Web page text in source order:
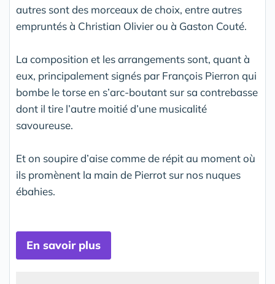
autres sont des morceaux de choix, entre autres
empruntés à Christian Olivier ou à Gaston Couté.
La composition et les arrangements sont, quant à
eux, principalement signés par François Pierron qui
bombe le torse en s’arc-boutant sur sa contrebasse
dont il tire l’autre moitié d’une musicalité
savoureuse.
Et on soupire d’aise comme de répit au moment où
ils promènent la main de Pierrot sur nos nuques
ébahies.
En savoir plus